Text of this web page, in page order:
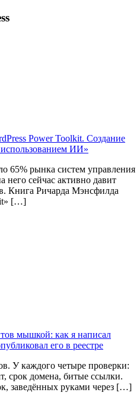
Power Toolkit. Создание
использованием ИИ»
65% рынка систем управления
сейчас активно давит
Книга Ричарда Мэнсфилда
[…]
мышкой: как я написал
его в реестре
У каждого четыре проверки:
срок домена, битые ссылки.
заведённых руками через […]